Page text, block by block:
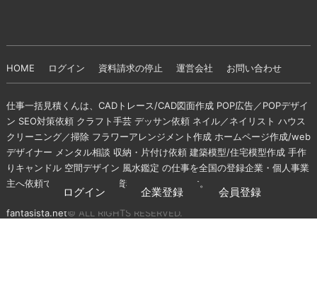
HOME ログイン 資料請求の停止 運営会社 お問い合わせ
仕事一括見積くんは、CADトレース/CAD図面作成 POP広告／POPデザイ
ン SEO対策依頼 クラフト手芸 デッサン依頼 ネイル／ネイリスト ハウス
クリーニング／掃除 フラワーアレンジメント作成 ホームページ作成/web
デザイナー メンタル相談 収納・片付け依頼 建築模型/住宅模型作成 手作
りキャンドル 空間デザイン 風水鑑定 の仕事を全国の登録企業・個人事業
主へ依頼できる無料の一括資料請求サイトです。
fantasista.net© ALL RIGHTS RESERVED.
ログイン 企業登録 会員登録